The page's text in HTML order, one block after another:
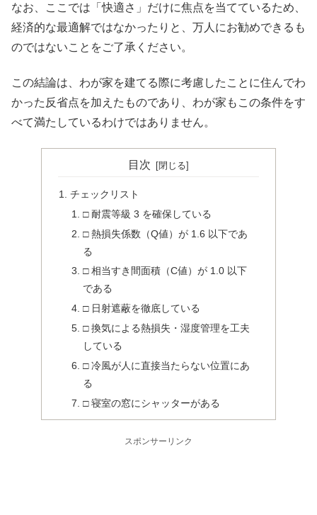
なお、ここでは「快適さ」だけに焦点を当てているため、
経済的な最適解ではなかったりと、万人にお勧めできるも
のではないことをご了承ください。
この結論は、わが家を建てる際に考慮したことに住んでわ
かった反省点を加えたものであり、わが家もこの条件をす
べて満たしているわけではありません。
目次
チェックリスト
□ 耐震等級 3 を確保している
□ 熱損失係数（Q値）が 1.6 以下であ
る
□ 相当すき間面積（C値）が 1.0 以下
である
□ 日射遮蔽を徹底している
□ 換気による熱損失・湿度管理を工夫
している
□ 冷風が人に直接当たらない位置にあ
る
□ 寝室の窓にシャッターがある
スポンサーリンク